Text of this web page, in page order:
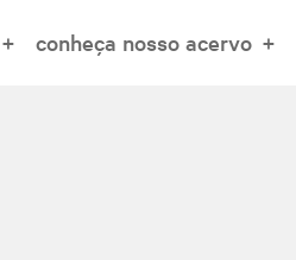
conheça nosso acervo